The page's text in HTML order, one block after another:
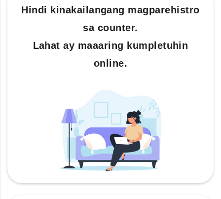
Hindi kinakailangang magparehistro
sa counter.
Lahat ay maaaring kumpletuhin
online.